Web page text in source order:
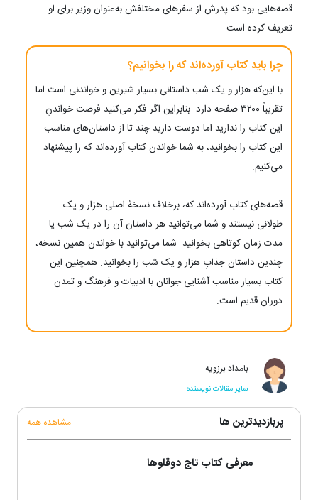
قصه‌هایی بود که پدرش از سفرهای مختلفش به‌عنوان وزیر برای او
تعریف کرده است.
چرا باید کتاب آورده‌اند که را بخوانیم؟
با این‌که هزار و یک شب داستانی بسیار شیرین و خواندنی است اما
تقریباً ۳۲۰۰ صفحه دارد. بنابراین اگر فکر می‌کنید فرصت خواندنِ
این کتاب را ندارید اما دوست دارید چند تا از داستان‌های مناسب
این کتاب را بخوانید، به شما خواندن کتاب آورده‌اند که را پیشنهاد
می‌کنیم.
قصه‌های کتاب آورده‌اند که، برخلاف نسخهٔ اصلی هزار و یک
طولانی نیستند و شما می‌توانید هر داستان آن را در یک شب یا
مدت زمان کوتاهی بخوانید. شما می‌توانید با خواندن همین نسخه،
چندین داستان جذابِ هزار و یک شب را بخوانید. همچنین این
کتاب بسیار مناسب آشنایی جوانان با ادبیات و فرهنگ و تمدن
دوران قدیم است.
بامداد برزویه
سایر مقالات نویسنده
پربازدیدترین ها مشاهده همه
معرفی کتاب تاج دوقلوها